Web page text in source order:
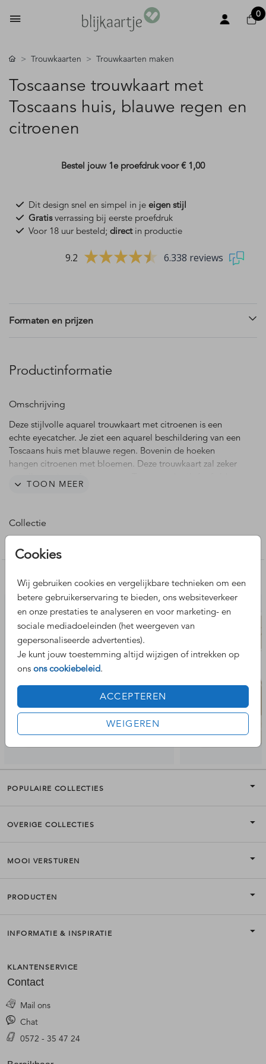
0
Cookies
Wij gebruiken cookies en vergelijkbare technieken om een
betere gebruikerservaring te bieden, ons websiteverkeer
en onze prestaties te analyseren en voor marketing- en
sociale mediadoeleinden (het weergeven van
gepersonaliseerde advertenties).
Je kunt jouw toestemming altijd wijzigen of intrekken op
ons ons cookiebeleid.
ACCEPTEREN
WEIGEREN
Trouwkaarten Trouwkaarten maken
Toscaanse trouwkaart met
Toscaans huis, blauwe regen en
citroenen
Bestel jouw 1e proefdruk voor€ 1,00
Dit design snel en simpel in je eigen stijl
Gratisverrassing bij eerste proefdruk
Voor 18 uur besteld; directin productie
9.2 6.338 reviews
Formaten en prijzen
Productinformatie
Omschrijving
Deze stijlvolle aquarel trouwkaart met citroenen is een
echte eyecatcher. Je ziet een aquarel beschildering van een
Toscaans huis met blauwe regen. Bovenin de hoeken
hangen citroenen met bloemen. Deze trouwkaart zal zeker
in Italië of het buitenland.
TOON MEER
Collectie
Nog meer leuke ontwerpen
POPULAIRE COLLECTIES
OVERIGE COLLECTIES
MOOI VERSTUREN
PRODUCTEN
INFORMATIE & INSPIRATIE
KLANTENSERVICE
Contact
Mail ons
Chat
0572 - 35 47 24